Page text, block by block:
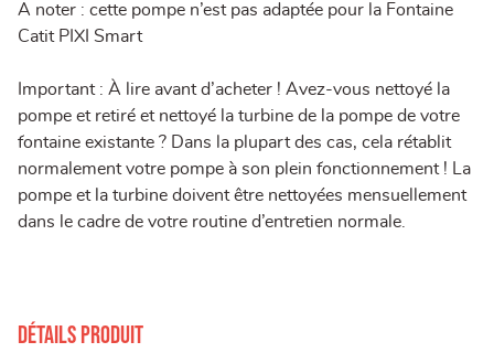
A noter : cette pompe n’est pas adaptée pour la Fontaine
Catit PIXI Smart
Important : À lire avant d’acheter ! Avez-vous nettoyé la
pompe et retiré et nettoyé la turbine de la pompe de votre
fontaine existante ? Dans la plupart des cas, cela rétablit
normalement votre pompe à son plein fonctionnement ! La
pompe et la turbine doivent être nettoyées mensuellement
dans le cadre de votre routine d’entretien normale.
Détails produit